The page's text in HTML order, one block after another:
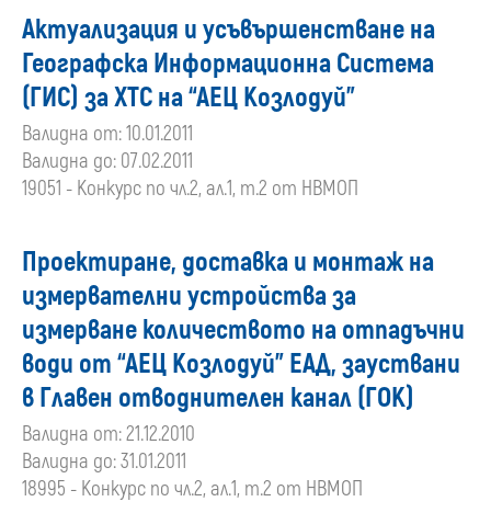
Актуализация и усъвършенстване на
Географска Информационна Система
(ГИС) за ХТС на “АЕЦ Козлодуй”
Валидна от: 10.01.2011
Валидна до: 07.02.2011
19051 - Конкурс по чл.2, ал.1, т.2 от НВМОП
Проектиране, доставка и монтаж на
измервателни устройства за
измерване количеството на отпадъчни
води от “АЕЦ Козлодуй” ЕАД, зауствани
в Главен отводнителен канал (ГОК)
Валидна от: 21.12.2010
Валидна до: 31.01.2011
18995 - Конкурс по чл.2, ал.1, т.2 от НВМОП